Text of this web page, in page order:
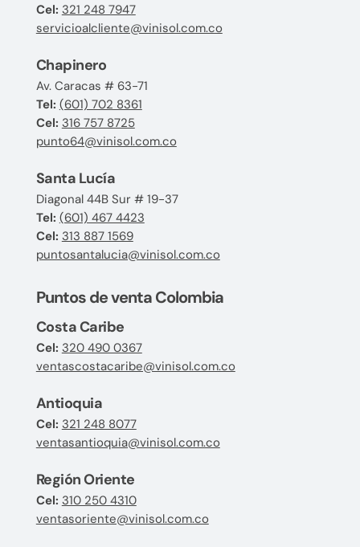
Cel: 321 248 7947
servicioalcliente@vinisol.com.co
Chapinero
Av. Caracas # 63-71
Tel: (601) 702 8361
Cel: 316 757 8725
punto64@vinisol.com.co
Santa Lucía
Diagonal 44B Sur # 19-37
Tel: (601) 467 4423
Cel: 313 887 1569
puntosantalucia@vinisol.com.co
Puntos de venta Colombia
Costa Caribe
Cel: 320 490 0367
ventascostacaribe@vinisol.com.co
Antioquia
Cel: 321 248 8077
ventasantioquia@vinisol.com.co
Región Oriente
Cel: 310 250 4310
ventasoriente@vinisol.com.co